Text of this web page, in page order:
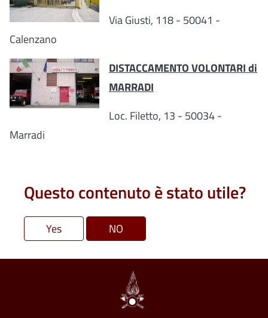
Via Giusti, 118 - 50041 -
Calenzano
DISTACCAMENTO VOLONTARI di
MARRADI
Loc. Filetto, 13 - 50034 -
Marradi
Questo contenuto è stato utile?